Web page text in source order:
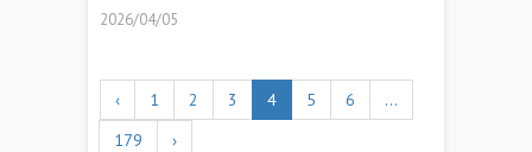
2026/04/05
‹ 1 2 3 4 5 6
…
179
›